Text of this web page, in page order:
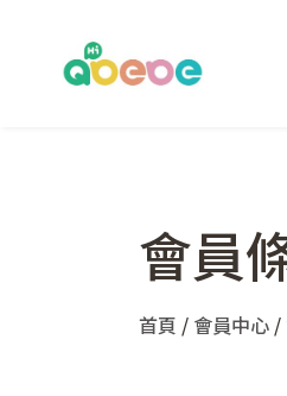
會員
首頁 / 會員中心 /